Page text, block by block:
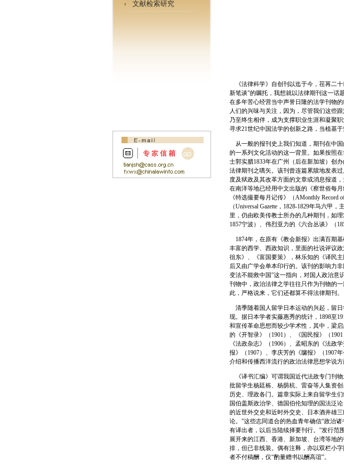
文献检索研究
《法律科学》自创刊以迄于今，荏苒二十
新笔谈”的嘱托，我想就以法律期刊这一话
在多年苦心经营当中声誉日隆的法学刊物
人们的兴味与关注，因为，尽管我们这些
乃至终生相伴，成为支撑职业生涯和凝聚
寻求21世纪中国法学的创新之路，当植基于
从一般的报刊史上我们知道，期刊在中
的一系列文化活动的这一背景。如果按照
士郭实腊1833年在广州（后在新加坡）创办
法律期刊之嚆矢。该刊曾连篇累牍地发表
度及狱政及其改革方面的文章或消息报道
在南洋等地已经用中文出版的《察世俗每月
《特选撮要每月记传》（AMonthly Record
（Universal Gazette，1828-1829年马六
里，仍由欧美传教士所办的几种期刊，如
1857宁波）、伟烈亚力的《六合丛谈》（
1874年，在原有《教会新报》出满百期
丰富的西学、西政知识，里面的社说评议
徂东》、《富国要策》，林乐知的《译民
后又由广学会单本印行的。该刊的影响力
变法不能救中国”这一指向，对国人政治意
刊物中，政治法律之学往往只作为刊物的
此，严格说来，它们还都算不得法律期刊。
清季随着国人留学日本运动的兴起，留
现。据日本学者实藤惠秀的统计，1898至
和宣传革命思想而较少学术性，其中，梁
的《开智录》（1901）、《国民报》（
《法政杂志》（1906）、孟昭东的《法政
报》（1907）、李庆芳的《牖报》（1907
介绍和传播西洋流行的政治法律思想学说方
《译书汇编》可谓我国近代法政专门刊
批留学生杨廷栋、杨荫杭、雷奋等人集资
历史、理政各门。篇章实际上来自留学生
国伯盖斯政治学、德国伯伦知理的国法泛
的近世外交史和近时外交史、日本酒井雄
论。”这些志同道合的热血青年确信“政治
有译出者，以后当陆续择要刊行。”发行范
展开来的江西、香港、新加坡、台湾等地
排，但已非线装。偶有注释，亦以双栏小
者不付稿酬，仅“酌量赠书以酬高谊”。